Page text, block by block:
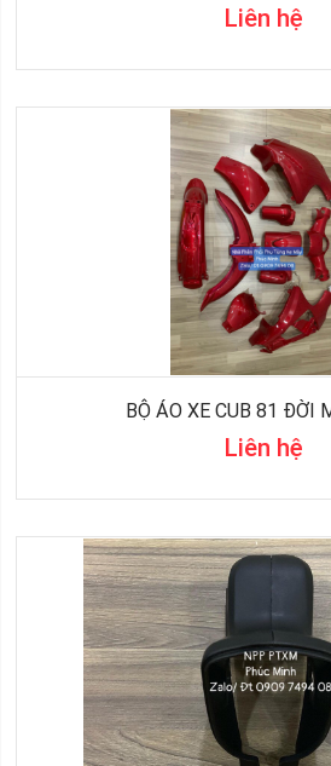
Liên hệ
BỘ ÁO XE CUB 81 ĐỜI
Liên hệ